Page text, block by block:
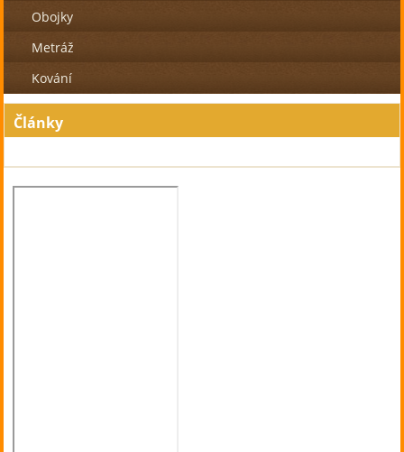
Obojky
Metráž
Kování
Články